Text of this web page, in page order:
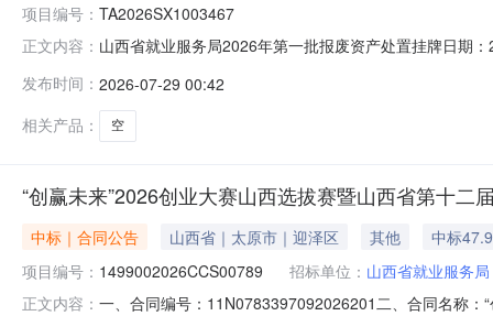
项目编号： TA2026SX1003467
正文内容： 山西省就业服务局2026年第一批报废资产处置挂牌日期
(详情联系张烜赫-17696090672)
发布时间： 2026-07-29 00:42
相关产品：
空
“创赢未来”2026创业大赛山西选拔赛暨山西省第十二
中标｜合同公告 山西省｜太原市｜迎泽区 其他
中标
项目编号： 1499002026CCS00789 招标单位： 山西省就业服务局
正文内容： 一、合同编号：11N0783397092026201二、合同名称：